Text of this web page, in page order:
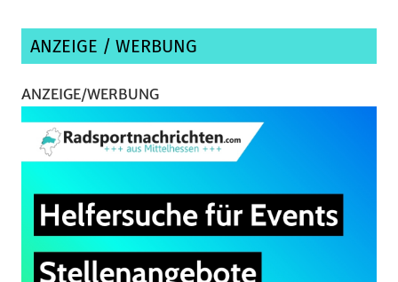
ANZEIGE / WERBUNG
ANZEIGE/WERBUNG